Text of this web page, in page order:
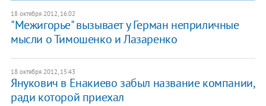
18 октября 2012, 16:02
"Межигорье" вызывает у Герман неприличные
мысли о Тимошенко и Лазаренко
18 октября 2012, 15:43
Янукович в Енакиево забыл название компании,
ради которой приехал